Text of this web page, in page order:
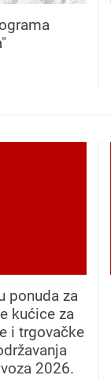
ponuda za
kućice za
i trgovačke
2026.